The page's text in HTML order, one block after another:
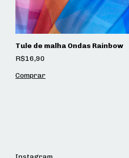
Tule de malha Ondas Rainbow
R$16,90